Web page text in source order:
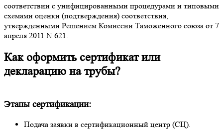
соответствии с унифицированными процедурами и типовыми
схемами оценки (подтверждения) соответствия,
утвержденными Решением Комиссии Таможенного союза от 7
апреля 2011 N 621.
Как оформить сертификат или
декларацию на трубы?
Этапы сертификации:
Подача заявки в сертификационный центр (СЦ).